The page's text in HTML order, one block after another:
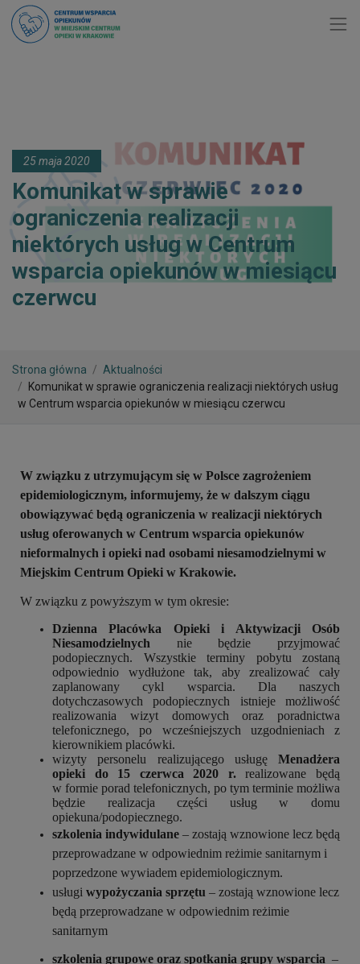
25 maja 2020
Komunikat w sprawie
ograniczenia realizacji
niektórych usług w Centrum
wsparcia opiekunów w miesiącu
czerwcu
Strona główna
Aktualności
Komunikat w sprawie ograniczenia realizacji niektórych usług
w Centrum wsparcia opiekunów w miesiącu czerwcu
W związku z utrzymującym się w Polsce zagrożeniem
epidemiologicznym, informujemy, że w dalszym ciągu
obowiązywać będą ograniczenia w realizacji niektórych
usług oferowanych w Centrum wsparcia opiekunów
nieformalnych i opieki nad osobami niesamodzielnymi w
Miejskim Centrum Opieki w Krakowie.
W związku z powyższym w tym okresie:
Dzienna Placówka Opieki i Aktywizacji Osób
Niesamodzielnych nie będzie przyjmować
podopiecznych. Wszystkie terminy pobytu zostaną
odpowiednio wydłużone tak, aby zrealizować cały
zaplanowany cykl wsparcia. Dla naszych
dotychczasowych podopiecznych istnieje możliwość
realizowania wizyt domowych oraz poradnictwa
telefonicznego, po wcześniejszych uzgodnieniach z
kierownikiem placówki.
wizyty personelu realizującego usługę Menadżera
opieki
do 15 czerwca 2020 r.realizowane będą
w formie porad telefonicznych, po tym terminie możliwa
będzie realizacja części usług w domu
opiekuna/podopiecznego.
szkolenia indywidulane – zostają wznowione lecz będą
przeprowadzane w odpowiednim reżimie sanitarnym i
poprzedzone wywiadem epidemiologicznym.
usługi wypożyczania sprzętu – zostają wznowione lecz
będą przeprowadzane w odpowiednim reżimie
sanitarnym
szkolenia grupowe oraz spotkania grupy wsparcia –